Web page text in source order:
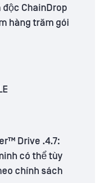
ChainDrop
hàng trăm gói
Drive .4.7:
có thể tùy
chính sách